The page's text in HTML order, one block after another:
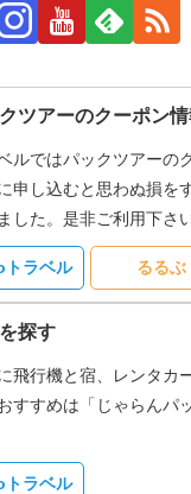
ツアーのクーポン情
ルではパックツアーの
申し込むと思わぬ損を
した。是非ご利用下さい
トラベル るるぶ
探す
飛行機と宿、レンタカ
すすめは「じゃらんパ
トラベル